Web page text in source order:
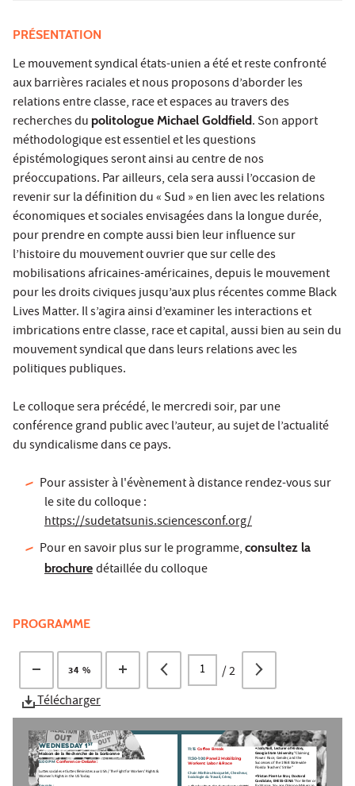
PRÉSENTATION
Le mouvement syndical états-unien a été et reste confronté
aux barrières raciales et nous proposons d’aborder les
relations entre classe, race et espaces au travers des
recherches du politologue Michael Goldfield. Son apport
méthodologique est essentiel et les questions
épistémologiques seront ainsi au centre de nos
préoccupations. Par ailleurs, cela sera aussi l’occasion de
revenir sur la définition du « Sud » en lien avec les relations
économiques et sociales envisagées dans la longue durée,
pour prendre en compte aussi bien leur influence sur
l’histoire du mouvement ouvrier que sur celle des
mobilisations africaines-américaines, depuis le mouvement
pour les droits civiques jusqu’aux plus récentes comme Black
Lives Matter. Il s’agira ainsi d’examiner les interactions et
imbrications entre classe, race et capital, aussi bien au sein du
mouvement syndical que dans leurs relations avec les
politiques publiques.
Le colloque sera précédé, le mercredi soir, par une
conférence grand public avec l’auteur, au sujet de l’actualité
du syndicalisme dans ce pays.
Pour assister à l'évènement à distance rendez-vous sur
le site du colloque :
https://sudetatsunis.sciencesconf.org/
Pour en savoir plus sur le programme,consultez la
brochure détaillée du colloque
PROGRAMME
34 % /2
Télécharger
11:15 Coffee Break
11:30-1:00 Panel 2 Mobilizing
Workers: Labor & Race
Chair: Mathieu Hocquelet, Chercheur,
Sociologie du Travail, Céreq
• Jody Noll, Lecturer of History,
Georgia State University “Claiming
Power: Race, Gender, and the
Successes of the 1968 Statewide
Florida Teachers’ Strike”
•Tristan Pinet-Le Bras, Doctoral
Candidate, EHESS-CENA “For Better or
for Worse, You are Opinion-Makers in
Wednesday 1ST
Maison de la Recherche de la Sorbonne
5:00 PM Conference-Debate:
Luttes sociales et luttes féministes aux USA / The Fight for Workers’ Rights &
Women’s Rights in the US Today
Keynote :